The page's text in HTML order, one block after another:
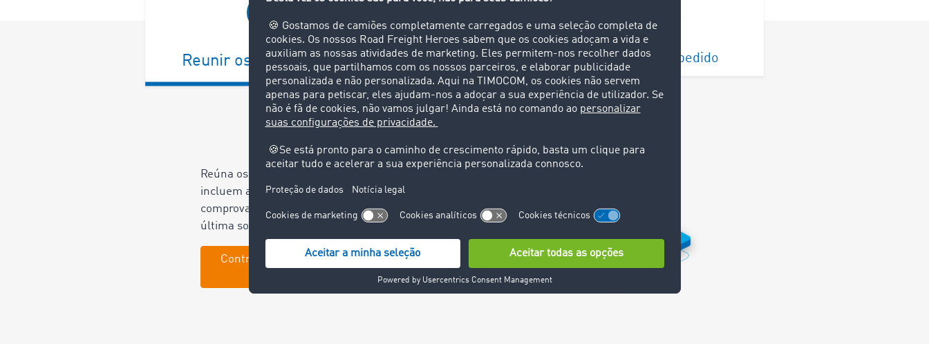
Reunir os documentos Submeter pedido Análise do pedido
Reúna os documentos necessários. Estes
incluem a ordem de transporte, o
comprovativo de entrega, a fatura e a
última solicitação de pagamento.
Contratar já o Serviço de cobrança